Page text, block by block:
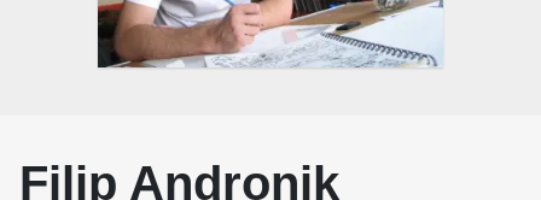
Filip Andronik